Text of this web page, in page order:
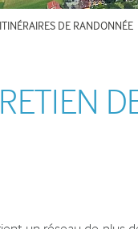
DE RANDONNÉE